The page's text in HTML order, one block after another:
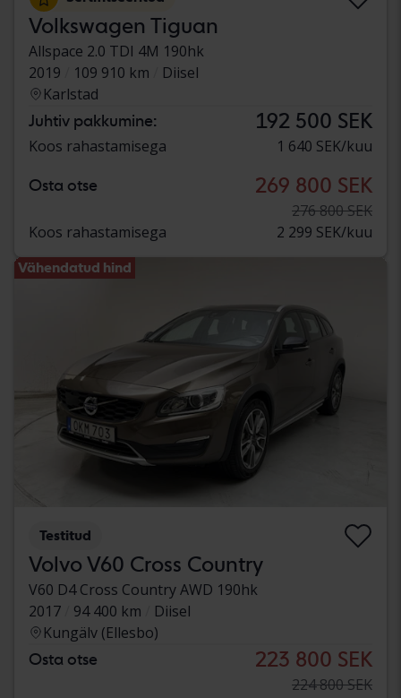
Volkswagen Tiguan
Allspace 2.0 TDI 4M 190hk
2019
109 910 km
Diisel
Karlstad
Juhtiv pakkumine: 192 500 SEK
Koos rahastamisega 1 640 SEK/kuu
Osta otse 269 800 SEK
276 800 SEK
Koos rahastamisega
2 299 SEK/kuu
Vähendatud hind
Testitud
Volvo V60 Cross Country
V60 D4 Cross Country AWD 190hk
2017
94 400 km
Diisel
Kungälv (Ellesbo)
Osta otse 223 800 SEK
224 800 SEK